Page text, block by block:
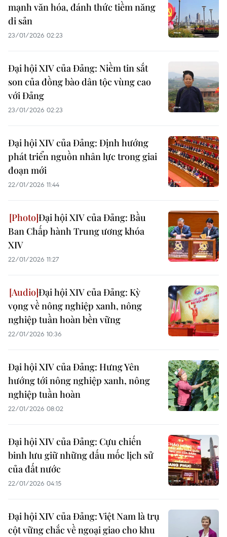
mạnh văn hóa, đánh thức tiềm năng
di sản
23/01/2026 02:23
Đại hội XIV của Đảng: Niềm tin sắt
son của đồng bào dân tộc vùng cao
với Đảng
23/01/2026 02:23
Đại hội XIV của Đảng: Định hướng
phát triển nguồn nhân lực trong giai
đoạn mới
22/01/2026 11:44
Đại hội XIV của Đảng: Bầu
Ban Chấp hành Trung ương khóa
XIV
22/01/2026 11:27
Đại hội XIV của Đảng: Kỳ
vọng về nông nghiệp xanh, nông
nghiệp tuần hoàn bền vững
22/01/2026 10:36
Đại hội XIV của Đảng: Hưng Yên
hướng tới nông nghiệp xanh, nông
nghiệp tuần hoàn
22/01/2026 08:02
Đại hội XIV của Đảng: Cựu chiến
binh lưu giữ những dấu mốc lịch sử
của đất nước
22/01/2026 04:15
Đại hội XIV của Đảng: Việt Nam là trụ
cột vững chắc về ngoại giao cho khu